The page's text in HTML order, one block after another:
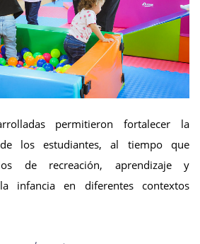
permitieron fortalecer la
los estudiantes, al tiempo que
de recreación, aprendizaje y
infancia en diferentes contextos